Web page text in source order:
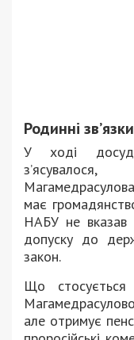
Родинні
У ході
має
НАБУ не вказав
допуску до
закон.
Що стосується
але отримує